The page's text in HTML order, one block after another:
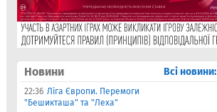
Новини Всі новини:
22:36 Ліга Європи. Перемоги
"Бешикташа" та "Леха"